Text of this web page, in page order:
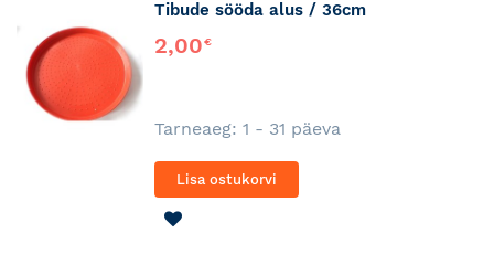
Tibude sööda alus / 36cm
2,00€
Tarneaeg: 1 - 31 päeva
Lisa ostukorvi